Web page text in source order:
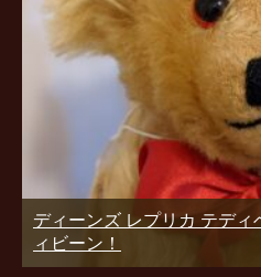
ディーンズ レプリカ テデ
ィビーン！